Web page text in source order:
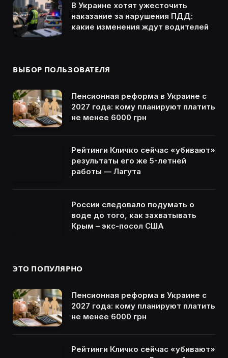
В Украине хотят ужесточить
наказание за нарушения ПДД:
какие изменения ждут водителей
ВЫБОР ПОЛЬЗОВАТЕЛЯ
Пенсионная реформа в Украине с
2027 года: кому планируют платить
не менее 6000 грн
Рейтинги Кличко сейчас «убивают»
результаты его же 5-летней
работы — Лагута
России следовало подумать о
воде до того, как захватывать
Крым – экс-посол США
ЭТО ПОПУЛЯРНО
Пенсионная реформа в Украине с
2027 года: кому планируют платить
не менее 6000 грн
Рейтинги Кличко сейчас «убивают»